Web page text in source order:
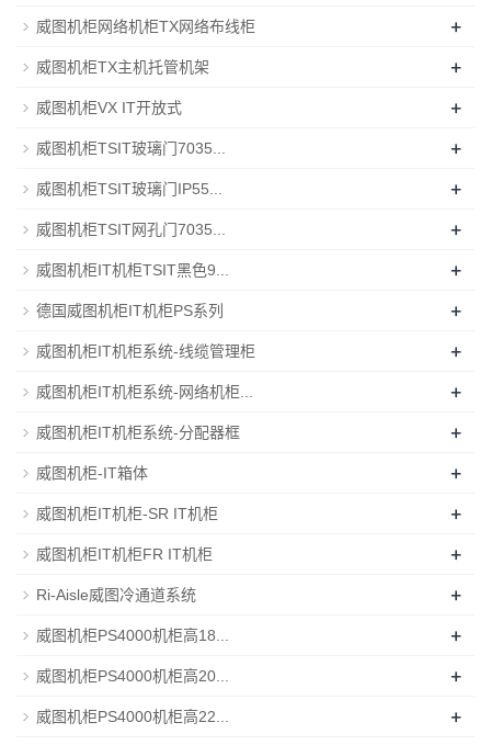
威图机柜网络机柜TX网络布线柜 +
威图机柜TX主机托管机架 +
威图机柜VX IT开放式 +
威图机柜TSIT玻璃门7035... +
威图机柜TSIT玻璃门IP55... +
威图机柜TSIT网孔门7035... +
威图机柜IT机柜TSIT黑色9... +
德国威图机柜IT机柜PS系列 +
威图机柜IT机柜系统-线缆管理柜 +
威图机柜IT机柜系统-网络机柜... +
威图机柜IT机柜系统-分配器框 +
威图机柜-IT箱体 +
威图机柜IT机柜-SR IT机柜 +
威图机柜IT机柜FR IT机柜 +
Ri-Aisle威图冷通道系统 +
威图机柜PS4000机柜高18... +
威图机柜PS4000机柜高20... +
威图机柜PS4000机柜高22... +